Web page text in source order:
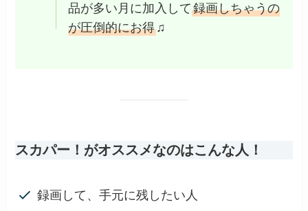
品が多い月に加入して録画しちゃうの
が圧倒的にお得♫
スカパー！がオススメなのはこんな人！
録画して、手元に残したい人